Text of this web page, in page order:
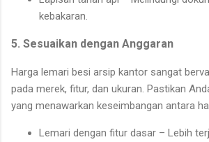
kebakaran.
5. Sesuaikan dengan Anggaran
Harga lemari besi arsip kantor sangat
pada merek, fitur, dan ukuran. Pastikan
yang menawarkan keseimbangan antara
Lemari dengan fitur dasar – Lebih